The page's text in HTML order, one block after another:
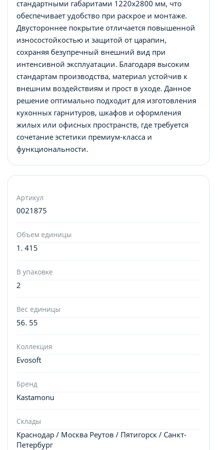
стандартными габаритами 1220х2800 мм, что
обеспечивает удобство при раскрое и монтаже.
Двустороннее покрытие отличается повышенной
износостойкостью и защитой от царапин,
сохраняя безупречный внешний вид при
интенсивной эксплуатации. Благодаря высоким
стандартам производства, материал устойчив к
внешним воздействиям и прост в уходе. Данное
решение оптимально подходит для изготовления
кухонных гарнитуров, шкафов и оформления
жилых или офисных пространств, где требуется
сочетание эстетики премиум-класса и
функциональности.
Артикул
0021875
Объем единицы
1. 415
В упаковке
2
Вес единицы
56. 55
Коллекция
Evosoft
Бренд
Kastamonu
Склады
Краснодар / Москва Реутов / Пятигорск / Санкт-
Петербург